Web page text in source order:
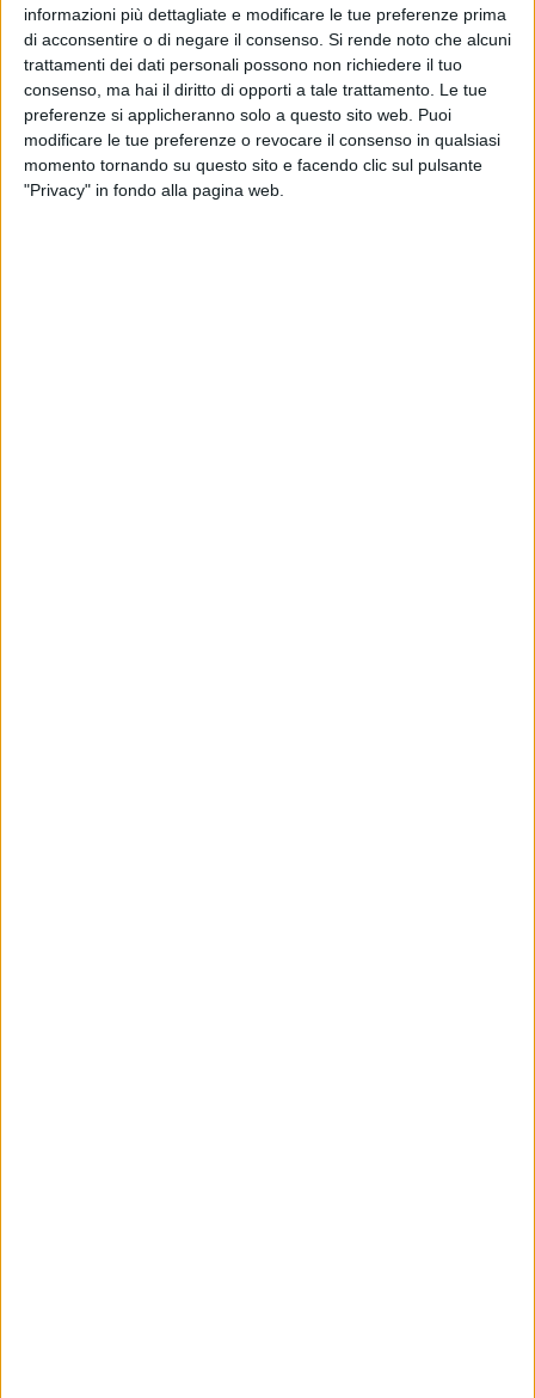
informazioni più dettagliate e modificare le tue preferenze prima
di acconsentire o di negare il consenso. Si rende noto che alcuni
trattamenti dei dati personali possono non richiedere il tuo
consenso, ma hai il diritto di opporti a tale trattamento. Le tue
preferenze si applicheranno solo a questo sito web. Puoi
modificare le tue preferenze o revocare il consenso in qualsiasi
momento tornando su questo sito e facendo clic sul pulsante
"Privacy" in fondo alla pagina web.
la 27a giornata Serie BKT '23-'24 in programma al 'Ceravolo'
di Catanzaro, martedì 27 febbraio, a partire dalle 20:30.
Per la sfida ai liguri il tecnico biancorosso non potrà contare
sullo squalificato Vicari; torna a disposizione Kallon.
Indisponibili Diaw, Koutsoupias e Maita. Sono 24 i convocati
biancorossi: